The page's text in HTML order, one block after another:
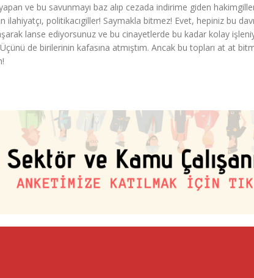
ve bu savunmayı baz alıp cezada indirime giden
ilahiyatçı, politikacıgiller! Saymakla bitmez! Evet, hepiniz bu
lanse ediyorsunuz ve bu cinayetlerde bu kadar kolay
de birilerinin kafasına atmıştım. Ancak bu topları at at